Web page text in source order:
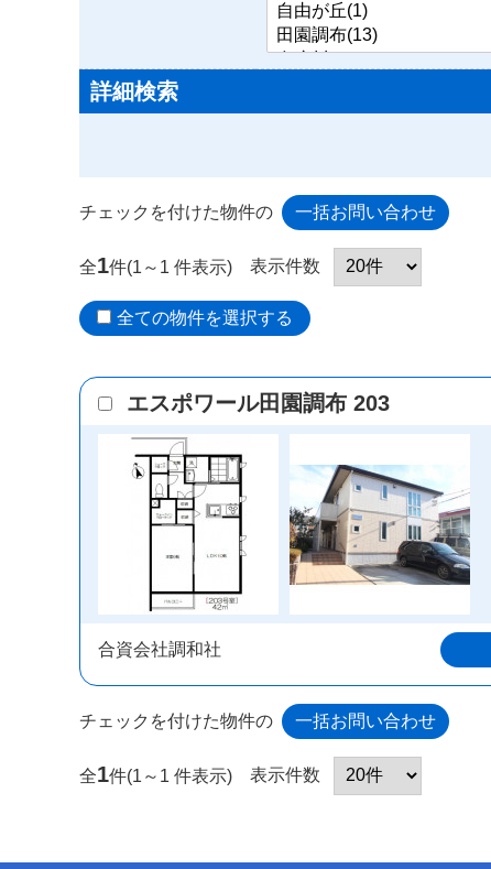
詳細検索
チェックを付けた物件の
全1件(1～1 件表示) 表示件数
全ての物件を選択する
エスポワール田園調布 203
合資会社調和社
チェックを付けた物件の
全1件(1～1 件表示) 表示件数